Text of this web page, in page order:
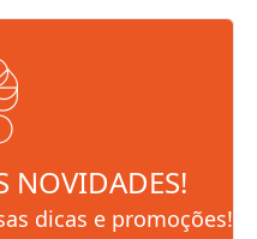
NOVIDADES!
dicas e promoções!